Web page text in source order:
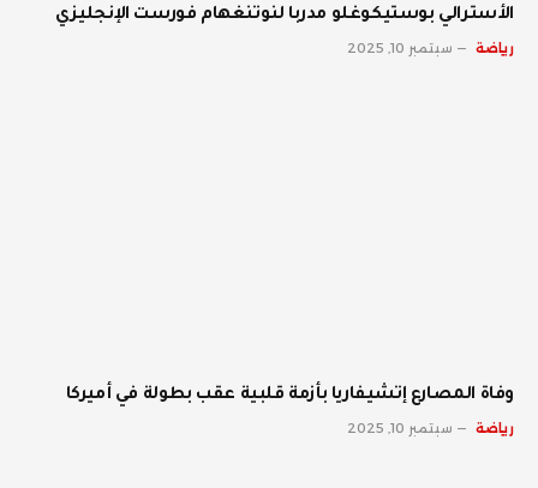
الأسترالي بوستيكوغلو مدربا لنوتنغهام فورست الإنجليزي
رياضة سبتمبر 10, 2025
وفاة المصارع إتشيفاريا بأزمة قلبية عقب بطولة في أميركا
رياضة سبتمبر 10, 2025